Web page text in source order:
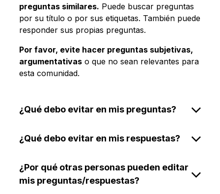
preguntas similares. Puede buscar preguntas
por su título o por sus etiquetas. También puede
responder sus propias preguntas.
Por favor, evite hacer preguntas subjetivas,
argumentativas o que no sean relevantes para
esta comunidad.
¿Qué debo evitar en mis preguntas?
¿Qué debo evitar en mis respuestas?
¿Por qué otras personas pueden editar
mis preguntas/respuestas?